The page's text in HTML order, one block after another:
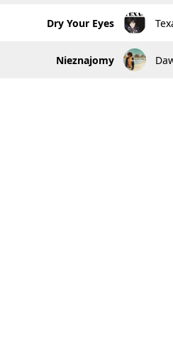
Dry Your Eyes
Nieznajomy